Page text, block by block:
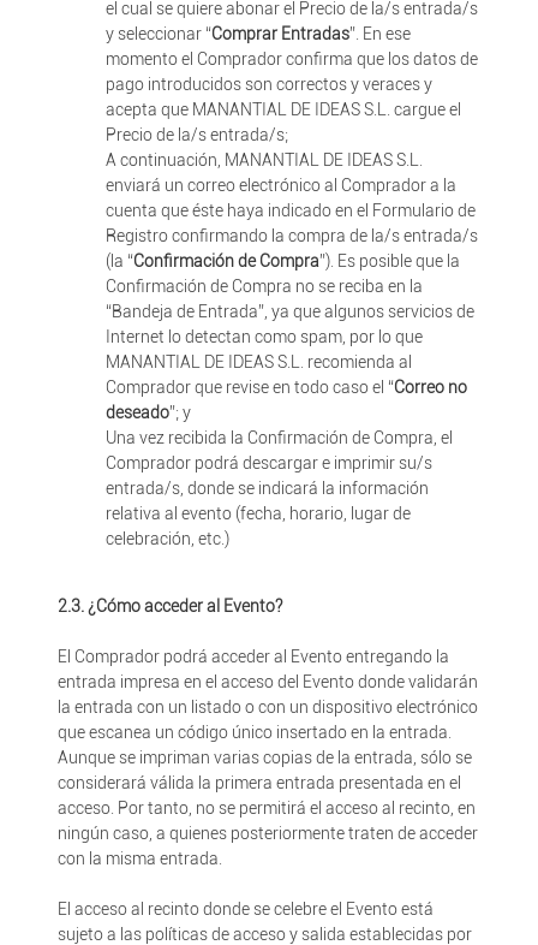
el cual se quiere abonar el Precio de la/s entrada/s
y seleccionar “Comprar Entradas”. En ese
momento el Comprador confirma que los datos de
pago introducidos son correctos y veraces y
acepta que MANANTIAL DE IDEAS S.L. cargue el
Precio de la/s entrada/s;
A continuación, MANANTIAL DE IDEAS S.L.
enviará un correo electrónico al Comprador a la
cuenta que éste haya indicado en el Formulario de
Registro confirmando la compra de la/s entrada/s
(la “Confirmación de Compra”). Es posible que la
Confirmación de Compra no se reciba en la
“Bandeja de Entrada”, ya que algunos servicios de
Internet lo detectan como spam, por lo que
MANANTIAL DE IDEAS S.L. recomienda al
Comprador que revise en todo caso el “Correo no
deseado”; y
Una vez recibida la Confirmación de Compra, el
Comprador podrá descargar e imprimir su/s
entrada/s, donde se indicará la información
relativa al evento (fecha, horario, lugar de
celebración, etc.)
2.3. ¿Cómo acceder al Evento?
El Comprador podrá acceder al Evento entregando la
entrada impresa en el acceso del Evento donde validarán
la entrada con un listado o con un dispositivo electrónico
que escanea un código único insertado en la entrada.
Aunque se impriman varias copias de la entrada, sólo se
considerará válida la primera entrada presentada en el
acceso. Por tanto, no se permitirá el acceso al recinto, en
ningún caso, a quienes posteriormente traten de acceder
con la misma entrada.
El acceso al recinto donde se celebre el Evento está
sujeto a las políticas de acceso y salida establecidas por